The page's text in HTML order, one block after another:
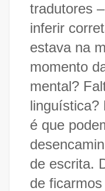
tradutores
inferir
estava na
momento
mental?
linguística?
é que
de escrita.
de